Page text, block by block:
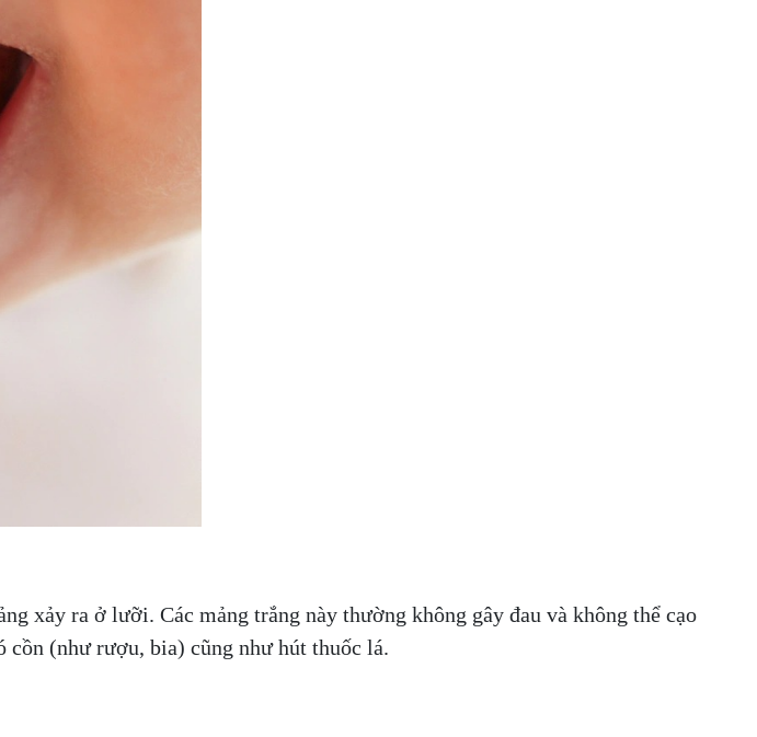
xảy ra ở lưỡi. Các mảng trắng này thường không gây đau và không thể cạo
cồn (như rượu, bia) cũng như hút thuốc lá.